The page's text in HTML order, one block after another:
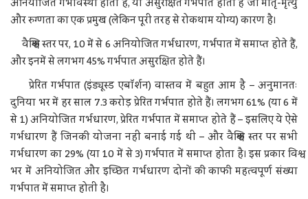
और रुग्णता का एक प्रमुख (लेकिन पूरी तरह से रोकथाम योग्य) कारण है।
वैश्विक स्तर पर, 10 में से 6 अनियोजित गर्भधारण, गर्भपात में समाप्त होते हैं,
और इनमें से लगभग 45% गर्भपात असुरक्षित होते हैं।
प्रेरित गर्भपात (इंड्यूस्ड एबॉर्शन) वास्तव में बहुत आम है – अनुमानतः
दुनिया भर में हर साल 7.3 करोड़ प्रेरित गर्भपात होते हैं। लगभग 61% (या 6 में
से 1) अनियोजित गर्भधारण, प्रेरित गर्भपात में समाप्त होते हैं – इसलिए ये ऐसे
गर्भधारण हैं जिनकी योजना नहीं बनाई गई थी – और वैश्विक स्तर पर सभी
गर्भधारण का 29% (या 10 में से 3) गर्भपात में समाप्त होता है। इस प्रकार विश्व
भर में अनियोजित और इच्छित गर्भधारण दोनों की काफी महत्वपूर्ण संख्या
गर्भपात में समाप्त होती है।